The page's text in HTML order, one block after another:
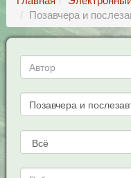
Позавчера и